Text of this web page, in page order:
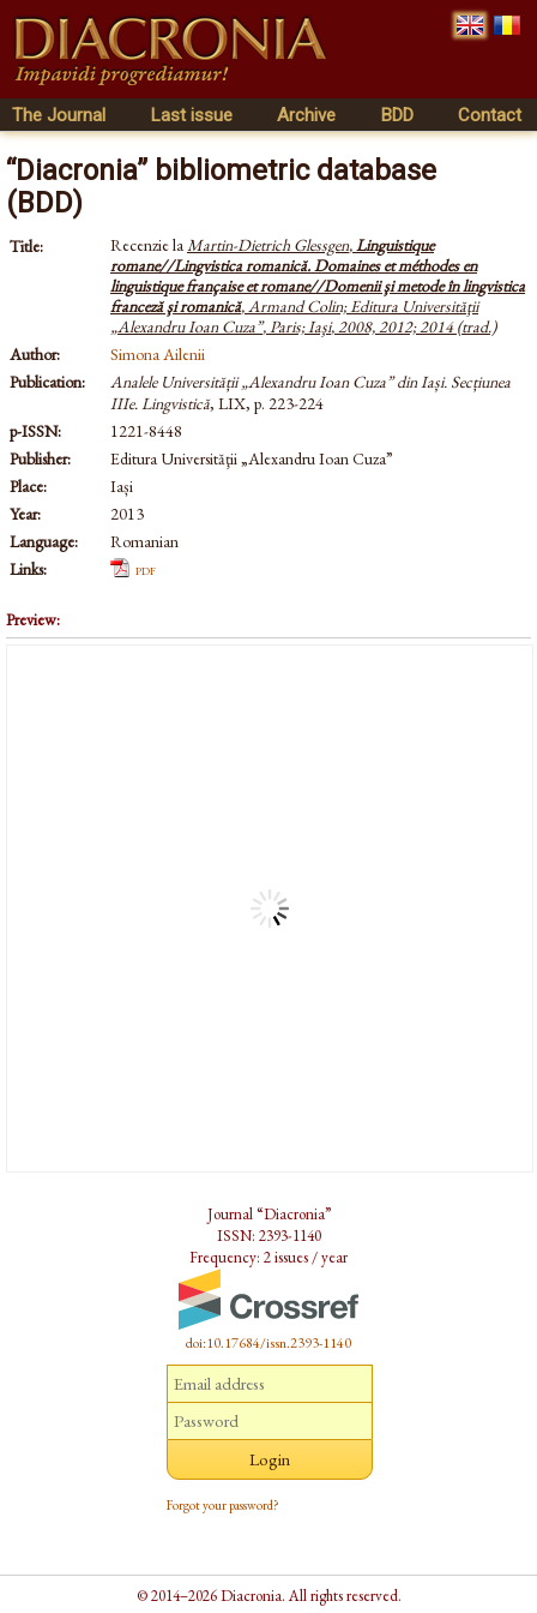
The Journal Last issue Archive BDD Contact
“Diacronia” bibliometric database
(BDD)
Title: Recenzie laMartin-Dietrich Glessgen,Linguistique
romane//Lingvistica romanică. Domaines et méthodes en
linguistique française et romane//Domenii şi metode în lingvistica
franceză şi romanică,Armand Colin; Editura Universităţii
„Alexandru Ioan Cuza”,Paris; Iaşi,2008, 2012; 2014 (trad.)
Author:
Simona Ailenii
Publication:
Analele Universității „Alexandru Ioan Cuza” din Iași. Secțiunea
IIIe. Lingvistică, LIX, p. 223-224
p-ISSN:
1221-8448
Publisher:
Editura Universităţii „Alexandru Ioan Cuza”
Place:
Iași
Year:
2013
Language:
Romanian
Links:
pdf
Preview:
Journal “Diacronia”
ISSN: 2393-1140
Frequency: 2 issues / year
doi:10.17684/issn.2393-1140
Forgot your password?
© 2014–2026 Diacronia. All rights reserved.